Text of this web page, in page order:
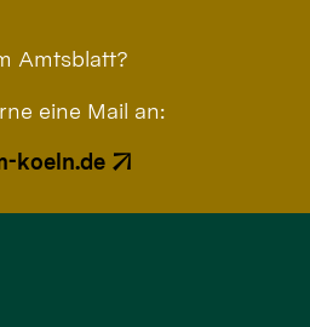
Amtsblatt?
eine Mail an:
koeln.de